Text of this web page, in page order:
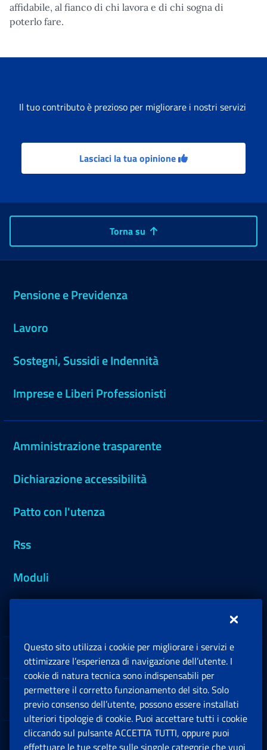
affidabile, al fianco di chi lavora e di chi sogna di
poterlo fare.
Il tuo contributo è prezioso per migliorare i nostri servizi
Lasciaci la tua opinione
Torna su
Pensione e Previdenza
Lavoro
Sostegni, Sussidi e Indennità
Imprese e Liberi Professionisti
Amministrazione trasparente
Dichiarazione accessibilità
Patto con l'utenza
Rss
Moduli
Sedi e Contatti
Software
Note Legali
Questo sito utilizza i cookie per migliorare i servizi e
ottimizzare l’esperienza di navigazione dell’utente. I
cookie di natura tecnica sono indispensabili per
permettere il corretto funzionamento del sito. Solo
previo consenso dell’utente, possono essere installati
ulteriori tipologie di cookie. Puoi accettare tutti i cookie
cliccando sul pulsante ACCETTA TUTTI, oppure puoi
effettuare le tue scelte sulle singole categorie che vuoi